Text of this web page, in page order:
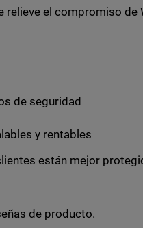
relieve el compromiso de
de seguridad
y rentables
están mejor
de producto.